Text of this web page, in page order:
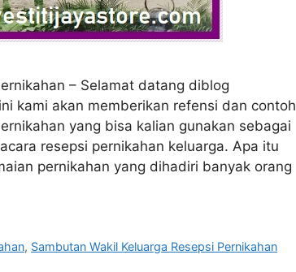
– Selamat datang diblog
kami akan memberikan refensi dan contoh
yang bisa kalian gunakan sebagai
resepsi pernikahan keluarga. Apa itu
pernikahan yang dihadiri banyak orang
, Sambutan Wakil Keluarga Resepsi Pernikahan